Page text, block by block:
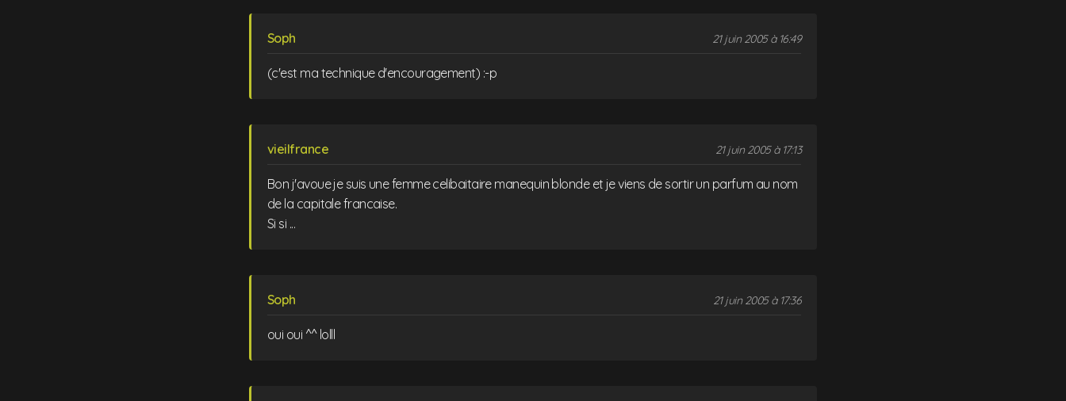
Soph 21 juin 2005 à 16:49
(c'est ma technique d'encouragement) :-p
vieilfrance 21 juin 2005 à 17:13
Bon j'avoue je suis une femme celibaitaire manequin blonde et je viens de sortir un parfum au nom
de la capitale francaise.
Si si ...
Soph 21 juin 2005 à 17:36
oui oui ^^ lolll